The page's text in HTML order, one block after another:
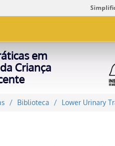
em
Criança
Biblioteca Lower Urinary